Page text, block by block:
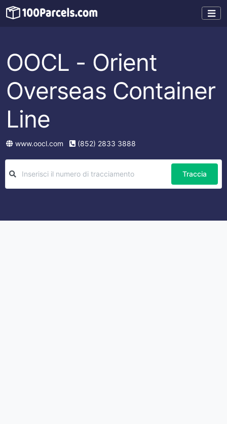
OOCL - Orient
Overseas Container
Line
www.oocl.com (852) 2833 3888
Traccia